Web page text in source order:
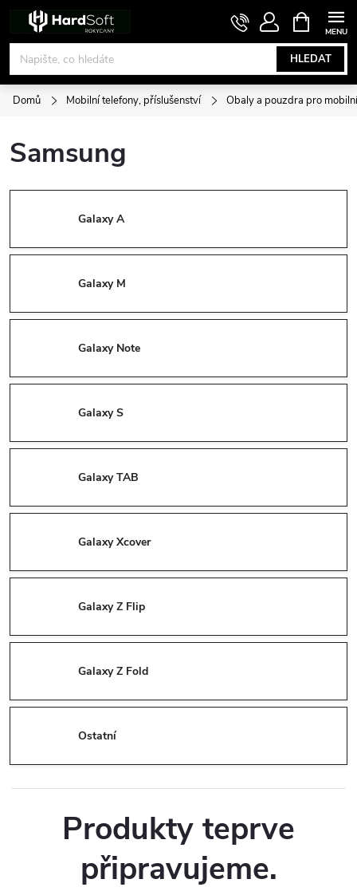
obsah
HLEDAT
NÁKUPNÍ
KOŠÍK
Domů Mobilní telefony, příslušenství Obaly a pouzdra pro
Samsung
Galaxy A
Galaxy M
Galaxy Note
Galaxy S
Galaxy TAB
Galaxy Xcover
Galaxy Z Flip
Galaxy Z Fold
Ostatní
Produkty teprve
připravujeme.